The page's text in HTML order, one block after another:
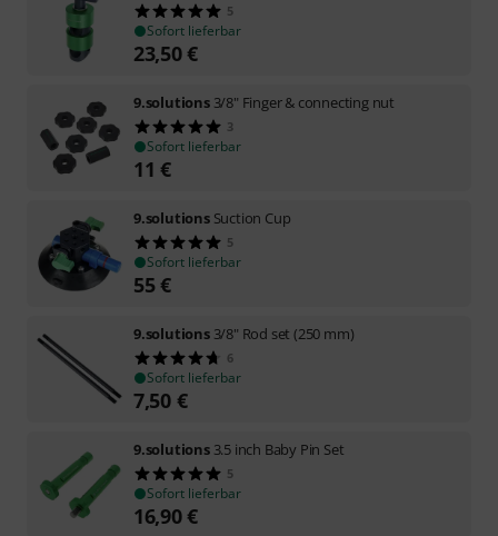
5
Sofort lieferbar
23,50€
9.solutions 3/8" Finger & connecting nut
3
Sofort lieferbar
11 €
9.solutions Suction Cup
5
Sofort lieferbar
55€
9.solutions 3/8" Rod set (250 mm)
6
Sofort lieferbar
7,50 €
9.solutions 3.5 inch Baby Pin Set
5
Sofort lieferbar
16,90€